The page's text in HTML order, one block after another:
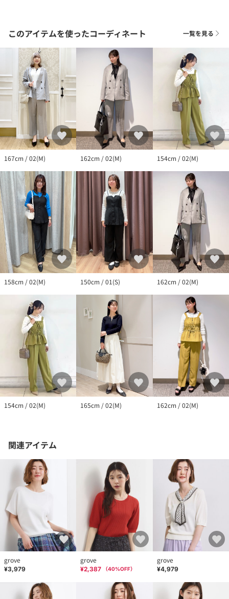
このアイテムを使ったコーディネート 一覧を見る
167cm / 02(M) 162cm / 02(M) 154cm / 02(M)
158cm / 02(M) 150cm / 01(S) 162cm / 02(M)
154cm / 02(M) 165cm / 02(M) 162cm / 02(M)
関連アイテム
grove
¥3,979
grove
¥2,387 （40%OFF）
grove
¥4,979